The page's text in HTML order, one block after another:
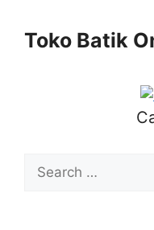
contentToko Batik
for: